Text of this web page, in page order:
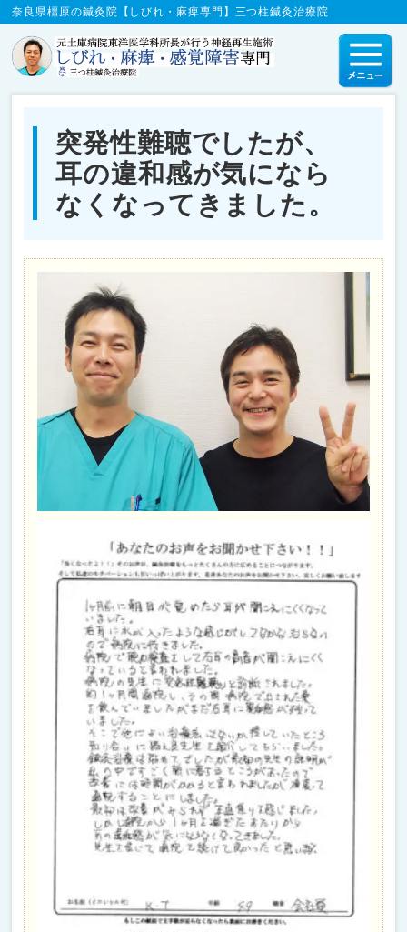
奈良県橿原の鍼灸院【しびれ・麻痺専門】三つ柱鍼灸治療院
突発性難聴でしたが、
耳の違和感が気になら
なくなってきました。